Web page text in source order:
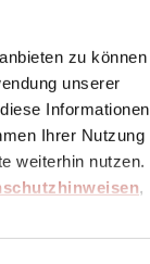
zu können
unserer
Informationen
Ihrer Nutzung
weiterhin nutzen.
,